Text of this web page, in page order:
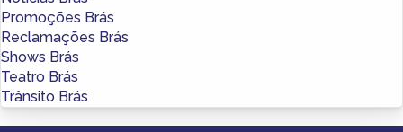
Promoções Brás
Reclamações Brás
Shows Brás
Teatro Brás
Trânsito Brás